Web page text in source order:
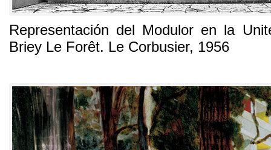
Representación del Modulor en la
Briey Le Forêt. Le Corbusier, 1956